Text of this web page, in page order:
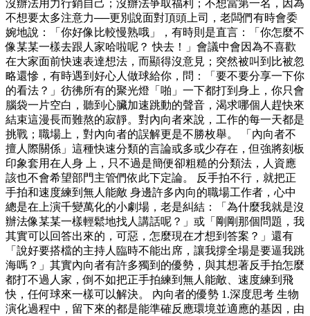
沒辦法用力行銷自己；沒辦法爭取福利；不想當第一名，因為
不想要太多注意力──更別說面對頂頭上司，老闆們有時會委
婉地說：「你好像比較慢熟哦」，有時則是直言：「你怎麼不
像某某一樣去跟人家哈啦呢？ 快去！」會議中會因為不喜歡
在大家面前快速表達想法，而顯得沒意見；突然被叫到比被忽
略還慘，有時遇到好心人做球給你，問：「要不要分享一下你
的看法？」彷彿所有的聚光燈「啪」一下都打到身上，你只會
腦袋一片空白，聽到心臟加速跳動的聲音，渴求哪個人趕快來
結束這漫長而難熬的寂靜。對內向者來說，工作的每一天都是
挑戰；職場上，對內向者的誤解更是不勝枚舉。 「內向者不
擅人際關係」這種快速分類的言論或多或少存在，但強將刻板
印象套用在人身 上，只不過是簡便卻粗糙的分類法，人資應
該也不會希望部門主管們依此下定論。 反手拍不行，就把正
手拍和速度練到無人能敵 身邊許多內向的職場工作者，心中
總是在上演千變萬化的小劇場，老是糾結：「為什麼我就是沒
辦法像某某一樣輕鬆地找人講話呢？」或「剛剛那個問題，我
其實可以回答出來的，可惡，怎麼現在才想到答案？」還有
「說好要搭檔的主持人臨時不能出席，讓我撐全場是要逼我跳
海嗎？」其實內向者有許多獨到的優勢，與其想著反手拍怎麼
都打不過人家，倒不如把正手拍練到無人能敵、速度練到飛
快，任何球來一樣可以解決。 內向者的優勢 1.深度思考 生物
演化過程中，留下來的都是能準確反應環境並適應的基因，由